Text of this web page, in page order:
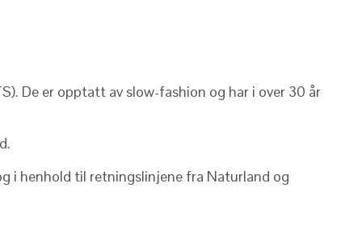
De er opptatt av slow-fashion og har i over 30 år
i henhold til retningslinjene fra Naturland og